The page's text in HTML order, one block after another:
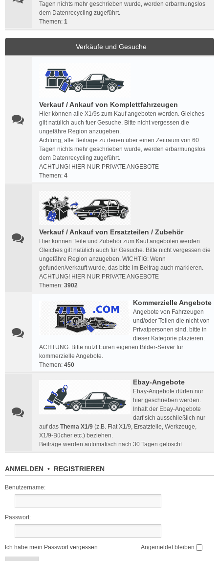
Tagen nichts mehr geschrieben wurde, werden erbarmungslos
dem Datenrecycling zugeführt.
Themen: 1
Verkäufe und Gesuche
Verkauf / Ankauf von Komplettfahrzeugen
Hier können alle X1/9s zum Kauf angeboten werden. Gleiches
gilt natülich auch fuer Gesuche. Bitte nicht vergessen die
ungefähre Region anzugeben.
Achtung, alle Beiträge zu denen über einen Zeitraum von 60
Tagen nichts mehr geschrieben wurde, werden erbarmungslos
dem Datenrecycling zugeführt.
ACHTUNG! HIER NUR PRIVATE ANGEBOTE
Themen: 4
Verkauf / Ankauf von Ersatzteilen / Zubehör
Hier können Teile und Zubehör zum Kauf angeboten werden.
Gleiches gilt natülich auch für Gesuche. Bitte nicht vergessen die
ungefähre Region anzugeben. WICHTIG: Wenn
gefunden/verkauft wurde, das bitte im Beitrag auch markieren.
ACHTUNG! HIER NUR PRIVATE ANGEBOTE
Themen: 3902
Kommerzielle Angebote
Angebote von Fahrzeugen
und/oder Teilen die nicht von
Privatpersonen sind, bitte in
dieser Kategorie plazieren.
ACHTUNG: Bitte nutzt Euren eigenen Bilder-Server für
kommerzielle Angebote.
Themen: 450
Ebay-Angebote
Ebay-Angebote dürfen nur
hier geschrieben werden.
Inhalt der Ebay-Angebote
darf sich ausschließlich nur
auf das Thema X1/9 (z.B. Fiat X1/9, Ersatzteile, Werkzeuge,
X1/9-Bücher etc.) beziehen.
Beiträge werden automatisch nach 30 Tagen gelöscht.
ANMELDEN • REGISTRIEREN
Benutzername:
Passwort:
Ich habe mein Passwort vergessen Angemeldet bleiben